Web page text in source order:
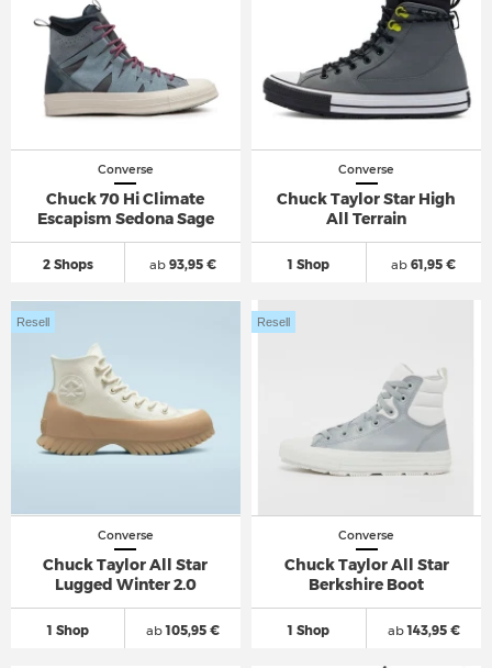
Converse
Chuck 70 Hi Climate
Escapism Sedona Sage
2 Shops ab93,95 €
Converse
Chuck Taylor Star High
All Terrain
1 Shop ab 61,95 €
Converse
Chuck Taylor All Star
Lugged Winter 2.0
1 Shop
Resell
ab105,95 €
Converse
Chuck Taylor All Star
Berkshire Boot
1 Shop
Resell
ab143,95 €